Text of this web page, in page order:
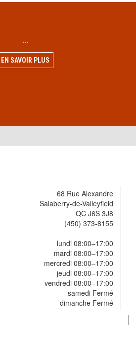
...
EN SAVOIR PLUS
68 Rue Alexandre
Salaberry-de-Valleyfield
QC J6S 3J8
(450) 373-8155
lundi 08:00–17:00
mardi 08:00–17:00
mercredi 08:00–17:00
jeudi 08:00–17:00
vendredi 08:00–17:00
samedi Fermé
dimanche Fermé